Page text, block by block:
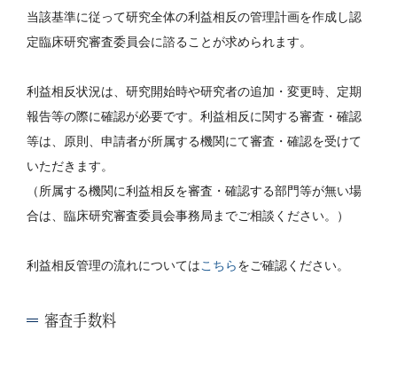
当該基準に従って研究全体の利益相反の管理計画を作成し認
定臨床研究審査委員会に諮ることが求められます。
利益相反状況は、研究開始時や研究者の追加・変更時、定期
報告等の際に確認が必要です。利益相反に関する審査・確認
等は、原則、申請者が所属する機関にて審査・確認を受けて
いただきます。
（所属する機関に利益相反を審査・確認する部門等が無い場
合は、臨床研究審査委員会事務局までご相談ください。）
利益相反管理の流れについてはこちらをご確認ください。
審査手数料